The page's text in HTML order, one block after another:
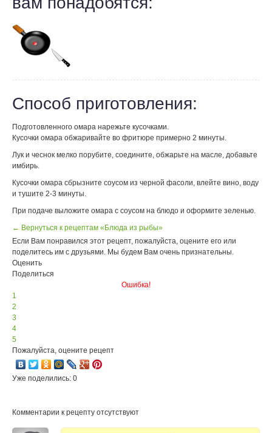
Способ приготовления:
Подготовленного омара нарежьте кусочками.
Кусочки омара обжаривайте во фритюре примерно 2 минуты.
Лук и чеснок мелко порубите, соедините, обжарьте на масле, добавьте
имбирь.
Кусочки омара сбрызните соусом из черной фасоли, влейте вино, воду
и тушите 2-3 минуты.
При подаче выложите омара с соусом на блюдо и оформите зеленью.
← Вернуться к рецептам «Блюда из рыбы»
Если Вам понравился этот рецепт, пожалуйста, оцените его или
поделитесь им с друзьями. Мы будем Вам очень признательны.
Оценить
Поделиться
Ошибка!
1
2
3
4
5
Пожалуйста, оцените рецепт
Уже поделились: 0
Комментарии к рецепту отсутствуют